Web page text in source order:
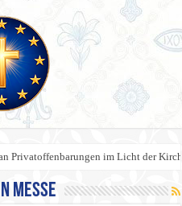
Privatoffenbarungen im Licht der
Messe